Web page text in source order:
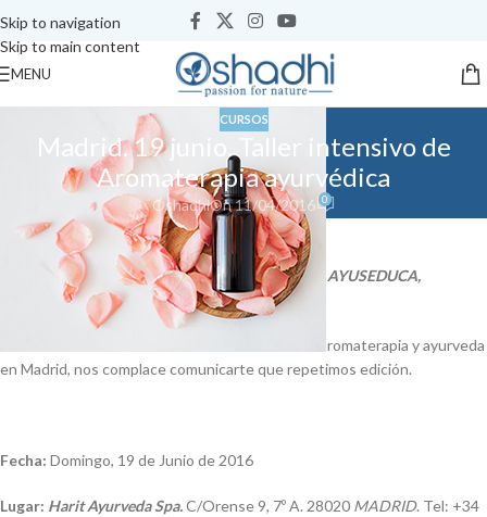
Skip to navigation
Skip to main content
MENU
CURSOS
Madrid. 19 junio. Taller intensivo de
Aromaterapia ayurvédica
OshadhiOn 11/04/2016 0
El poder de los aceites esenciales.
Taller organizado por la Asociación de Ayurveda AYUSEDUCA,
ayuseduca.org
Tras el éxito de la última convocatoria del taller aromaterapia y ayurveda
en Madrid, nos complace comunicarte que repetimos edición.
Fecha: Domingo, 19 de Junio de 2016
Lugar: Harit Ayurveda Spa.C/Orense 9, 7º A. 28020 MADRID. Tel: +34